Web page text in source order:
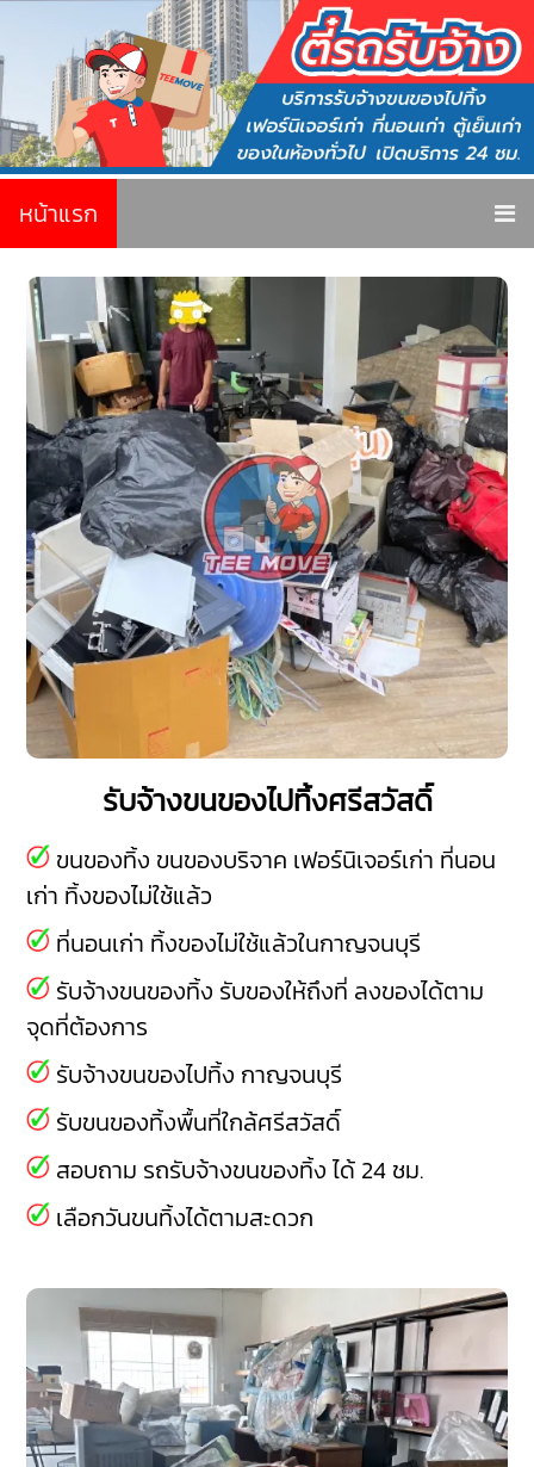
หน้าแรก
รับจ้างขนของไปทิ้งศรีสวัสดิ์
ขนของทิ้ง ขนของบริจาค เฟอร์นิเจอร์เก่า ที่นอน
เก่า ทิ้งของไม่ใช้แล้ว
ที่นอนเก่า ทิ้งของไม่ใช้แล้วในกาญจนบุรี
รับจ้างขนของทิ้ง รับของให้ถึงที่ ลงของได้ตาม
จุดที่ต้องการ
รับจ้างขนของไปทิ้ง กาญจนบุรี
รับขนของทิ้งพื้นที่ใกล้ศรีสวัสดิ์
สอบถาม รถรับจ้างขนของทิ้ง ได้ 24 ชม.
เลือกวันขนทิ้งได้ตามสะดวก